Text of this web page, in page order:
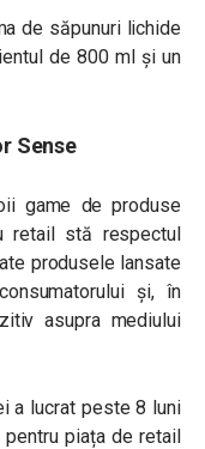
de săpunuri lichide
de 800 ml și un
Sense
game de produse
retail stă respectul
produsele lansate
şi, în
asupra mediului
a lucrat peste 8 luni
piața de retail